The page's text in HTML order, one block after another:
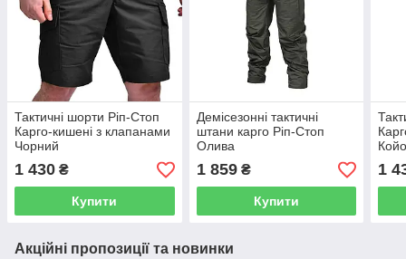
Тактичні шорти Ріп-Стоп
Карго-кишені з клапанами
Чорний
1 430 ₴
Купити
Демісезонні тактичні
штани карго Ріп-Стоп
Олива
1 859₴
Купити
1
Акційні пропозиції та новинки